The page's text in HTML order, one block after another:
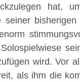
hat,
wird. Vor
als ihm die